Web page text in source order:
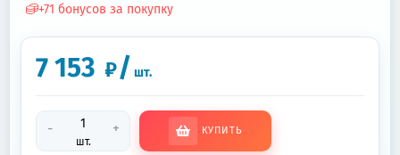
+71 бонусов за покупку
7 153 ₽/ шт.
-
шт.
+ КУПИТЬ